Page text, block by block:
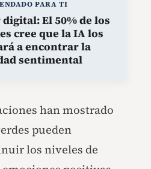
PARA TI
El 50% de los
cree que la IA los
a encontrar la
sentimental
han mostrado
pueden
los niveles de